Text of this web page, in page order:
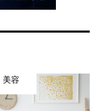
美容